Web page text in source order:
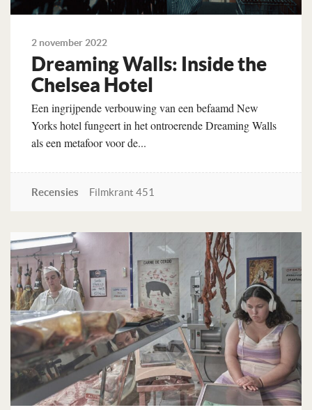
2 november 2022
Dreaming Walls: Inside the
Chelsea Hotel
Een ingrijpende verbouwing van een befaamd New
Yorks hotel fungeert in het ontroerende Dreaming Walls
als een metafoor voor de...
Recensies Filmkrant 451
Lees verder